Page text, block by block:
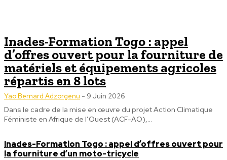
Inades-Formation Togo : appel
d’offres ouvert pour la fourniture de
matériels et équipements agricoles
répartis en 8 lots
Yao Bernard Adzorgenu - 9 Juin 2026
Dans le cadre de la mise en œuvre du projet Action Climatique
Féministe en Afrique de l’Ouest (ACF-AO),...
Inades-Formation Togo : appel d’offres ouvert pour
la fourniture d’un moto-tricycle